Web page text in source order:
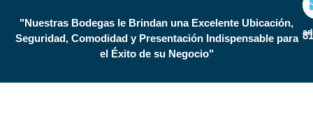
"Nuestras Bodegas le Brindan una Excelente Ubicación,
Seguridad, Comodidad y Presentación Indispensable para
el Éxito de su Negocio"